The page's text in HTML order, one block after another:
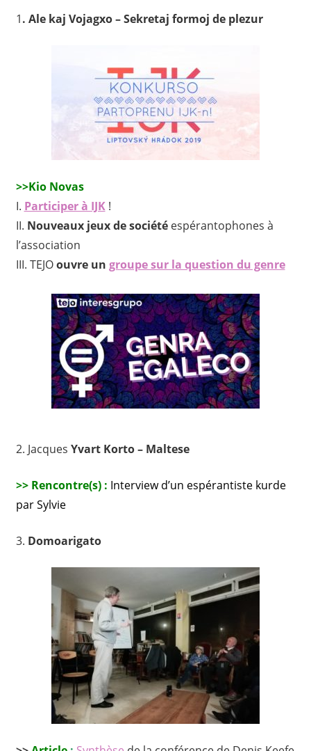
1. Ale kaj Vojagxo – Sekretaj formoj de plezur
>>Kio Novas
I. Participer à IJK!
II. Nouveaux jeux de sociétéespérantophones à
l’association
III. TEJOouvre un groupe sur la question du genre
2. Jacques Yvart Korto – Maltese
>> Rencontre(s) : Interview d’un espérantiste kurde
par Sylvie
3. Domoarigato